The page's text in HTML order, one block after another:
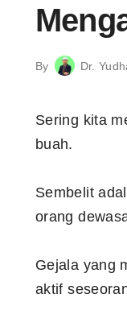
By Dr.
Sering kita
buah.
Sembelit
orang
Gejala yang
aktif